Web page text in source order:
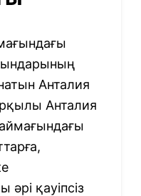
Анталия
Анталия
қауіпсіз